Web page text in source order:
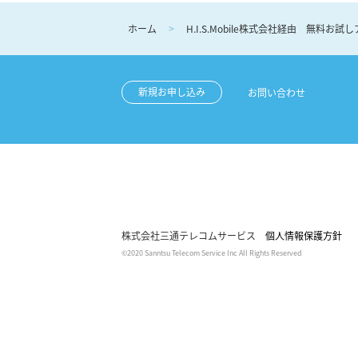
ホーム H.I.S.Mobile株式会社経由 無料お試し
新規お申し込み お問い合わせ
株式会社三通テレコムサービス 個人情報保護方針
©2020 Sanntsu Telecom Service Inc All Rights Reserved